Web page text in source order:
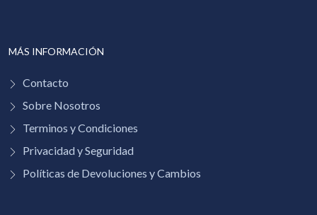
MÁS INFORMACIÓN
Contacto
Sobre Nosotros
Terminos y Condiciones
Privacidad y Seguridad
Políticas de Devoluciones y Cambios